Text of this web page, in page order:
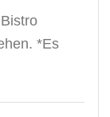
*Es